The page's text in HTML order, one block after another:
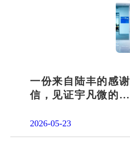
社会责任
招贤纳士
一份来自陆丰的感谢
信，见证宇凡微的社
2026-05-23